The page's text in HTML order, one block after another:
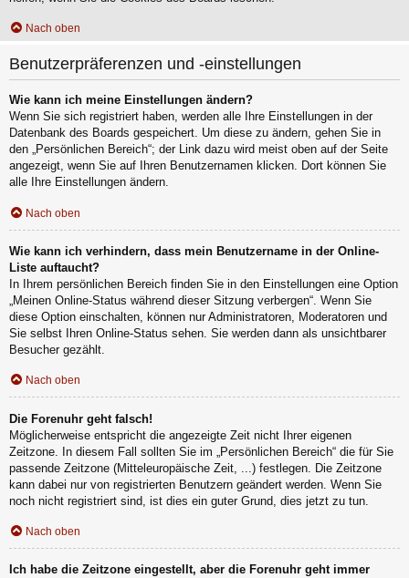
Nach oben
Benutzerpräferenzen und -einstellungen
Wie kann ich meine Einstellungen ändern?
Wenn Sie sich registriert haben, werden alle Ihre Einstellungen in der
Datenbank des Boards gespeichert. Um diese zu ändern, gehen Sie in
den „Persönlichen Bereich“; der Link dazu wird meist oben auf der Seite
angezeigt, wenn Sie auf Ihren Benutzernamen klicken. Dort können Sie
alle Ihre Einstellungen ändern.
Nach oben
Wie kann ich verhindern, dass mein Benutzername in der Online-
Liste auftaucht?
In Ihrem persönlichen Bereich finden Sie in den Einstellungen eine Option
„Meinen Online-Status während dieser Sitzung verbergen“. Wenn Sie
diese Option einschalten, können nur Administratoren, Moderatoren und
Sie selbst Ihren Online-Status sehen. Sie werden dann als unsichtbarer
Besucher gezählt.
Nach oben
Die Forenuhr geht falsch!
Möglicherweise entspricht die angezeigte Zeit nicht Ihrer eigenen
Zeitzone. In diesem Fall sollten Sie im „Persönlichen Bereich“ die für Sie
passende Zeitzone (Mitteleuropäische Zeit, ...) festlegen. Die Zeitzone
kann dabei nur von registrierten Benutzern geändert werden. Wenn Sie
noch nicht registriert sind, ist dies ein guter Grund, dies jetzt zu tun.
Nach oben
Ich habe die Zeitzone eingestellt, aber die Forenuhr geht immer